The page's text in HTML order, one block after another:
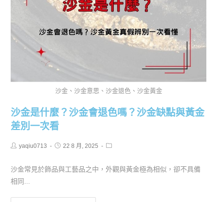
沙金、沙金意思、沙金退色、沙金黃金
沙金是什麼？沙金會退色嗎？沙金缺點與黃金
差別一次看
yaqiu0713 22 8 月, 2025
沙金常見於飾品與工藝品之中，外觀與黃金極為相似，卻不具備
相同...